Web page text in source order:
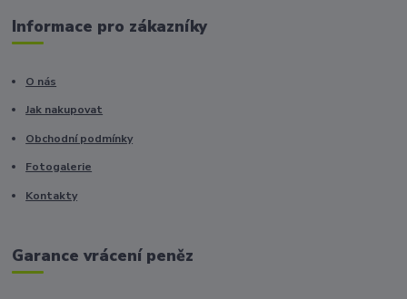
Informace pro zákazníky
O nás
Jak nakupovat
Obchodní podmínky
Fotogalerie
Kontakty
Garance vrácení peněz